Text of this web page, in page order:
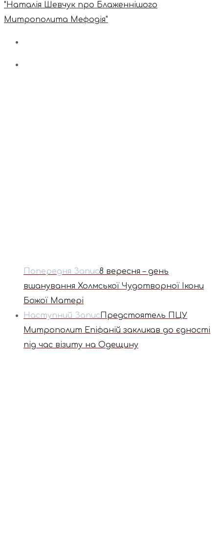
"Наталія Шевчук про Блаженнішого
Митрополита Мефодія"
Попередня Запис8 вересня – день
вшанування Холмської Чудотворної Ікони
Божої Матері
Наступний ЗаписПредстоятель ПЦУ
Митрополит Епіфаній закликав до єдності
під час візиту на Одещину